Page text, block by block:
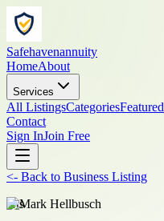
Safehavenannuity
HomeAbout
Services
All ListingsCategoriesFeatured
Contact
Sign InJoin Free
<- Back to Business Listing
arts